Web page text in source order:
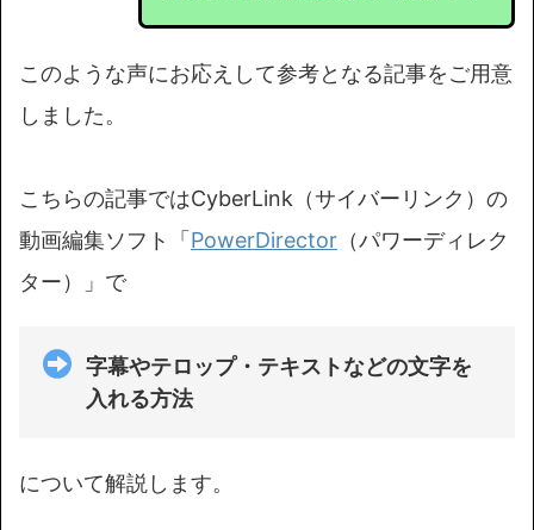
このような声にお応えして参考となる記事をご用意
しました。
こちらの記事ではCyberLink（サイバーリンク）の
動画編集ソフト「 PowerDirector （パワーディレク
ター）」で
字幕やテロップ・テキストなどの文字を
入れる方法
について解説します。